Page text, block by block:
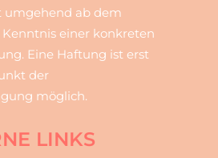
umgehend ab dem
einer konkreten
Eine Haftung ist erst
der
möglich.
LINKS